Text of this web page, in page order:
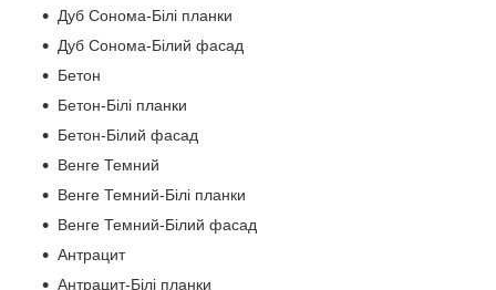
Дуб Сонома-Білі планки
Дуб Сонома-Білий фасад
Бетон
Бетон-Білі планки
Бетон-Білий фасад
Венге Темний
Венге Темний-Білі планки
Венге Темний-Білий фасад
Антрацит
Антрацит-Білі планки